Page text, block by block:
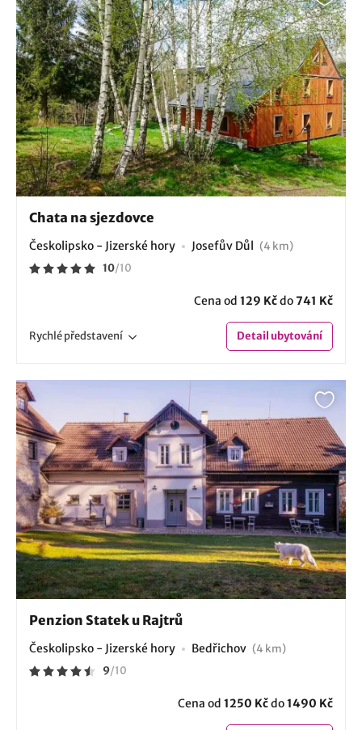
Chata na sjezdovce
Českolipsko - Jizerské hory Josefův Důl (4 km)
10/10
Cena od 129 Kčdo741 Kč
Rychlépředstavení Detailubytování
Penzion Statek u Rajtrů
Českolipsko - Jizerské hory Bedřichov (4 km)
9/10
Cena od 1250 Kčdo1490 Kč